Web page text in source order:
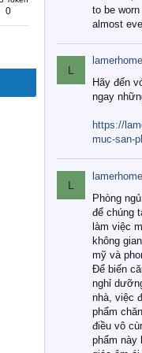
0
to be
almost
L
lamerhome
Hãy đến
ngay
https://
muc-san-
L
lamerhome
Phòng
để chúng
làm việc
không
mỹ và
Để biến
nghỉ
nhà, việc
phẩm
điều vô
phẩm này